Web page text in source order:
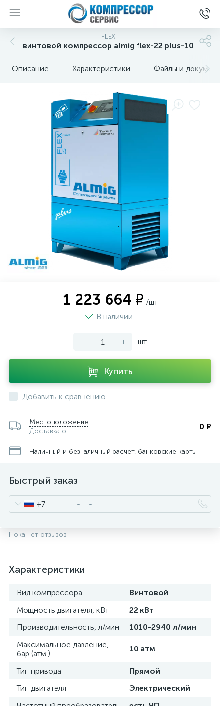
FLEX
винтовой компрессор almig flex-22 plus-10
Описание Характеристики Файлы и
1 223 664 ₽ /шт
В наличии
- + шт
Купить
Добавить к сравнению
Местоположение
Доставка от
0 ₽
Наличный и безналичный расчет, банковские карты
Быстрый заказ
+7
Пока нет отзывов
Характеристики
Вид компрессора
Винтовой
Мощность двигателя, кВт
22 кВт
Производительность, л/мин
1010-2940 л/мин
Максимальное давление,
бар (атм.)
10 атм
Тип привода
Прямой
Тип двигателя
Электрический